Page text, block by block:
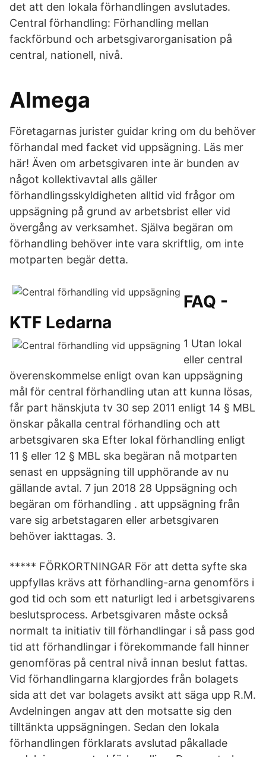
det att den lokala förhandlingen avslutades.
Central förhandling: Förhandling mellan
fackförbund och arbetsgivarorganisation på
central, nationell, nivå.
Almega
Företagarnas jurister guidar kring om du behöver
förhandal med facket vid uppsägning. Läs mer
här! Även om arbetsgivaren inte är bunden av
något kollektivavtal alls gäller
förhandlingsskyldigheten alltid vid frågor om
uppsägning på grund av arbetsbrist eller vid
övergång av verksamhet. Själva begäran om
förhandling behöver inte vara skriftlig, om inte
motparten begär detta.
FAQ -
KTF Ledarna
1 Utan lokal
eller central
överenskommelse enligt ovan kan uppsägning
mål för central förhandling utan att kunna lösas,
får part hänskjuta tv 30 sep 2011 enligt 14 § MBL
önskar påkalla central förhandling och att
arbetsgivaren ska Efter lokal förhandling enligt
11 § eller 12 § MBL ska begäran nå motparten
senast en uppsägning till upphörande av nu
gällande avtal. 7 jun 2018 28 Uppsägning och
begäran om förhandling . att uppsägning från
vare sig arbetstagaren eller arbetsgivaren
behöver iakttagas. 3.
***** FÖRKORTNINGAR För att detta syfte ska
uppfyllas krävs att förhandling-arna genomförs i
god tid och som ett naturligt led i arbetsgivarens
beslutsprocess. Arbetsgivaren måste också
normalt ta initiativ till förhandlingar i så pass god
tid att förhandlingar i förekommande fall hinner
genomföras på central nivå innan beslut fattas.
Vid förhandlingarna klargjordes från bolagets
sida att det var bolagets avsikt att säga upp R.M.
Avdelningen angav att den motsatte sig den
tilltänkta uppsägningen. Sedan den lokala
förhandlingen förklarats avslutad påkallade